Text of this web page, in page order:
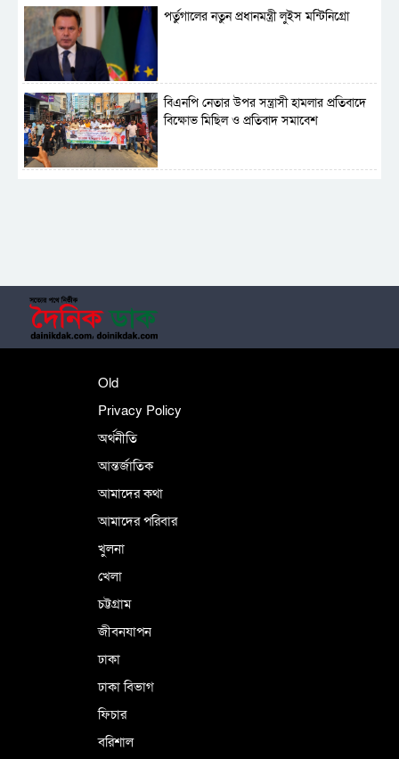
পর্তুগালের নতুন প্রধানমন্ত্রী লুইস মন্টিনিগ্রো
বিএনপি নেতার উপর সন্ত্রাসী হামলার প্রতিবাদে
বিক্ষোভ মিছিল ও প্রতিবাদ সমাবেশ
Old
Privacy Policy
অর্থনীতি
আন্তর্জাতিক
আমাদের কথা
আমাদের পরিবার
খুলনা
খেলা
চট্টগ্রাম
জীবনযাপন
ঢাকা
ঢাকা বিভাগ
ফিচার
বরিশাল